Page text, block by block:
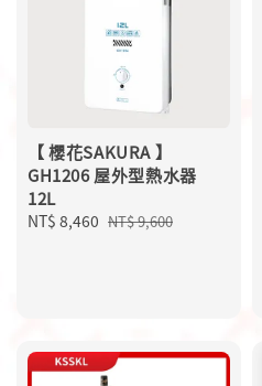
【 櫻花SAKURA 】
GH1206 屋外型熱水器
12L
Sale
NT$ 8,460 Regular
NT$ 9,600